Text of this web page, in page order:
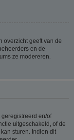
overzicht geeft van de
en de
ze modereren.
en/of
uitgeschakeld, of de
sturen. Indien dit